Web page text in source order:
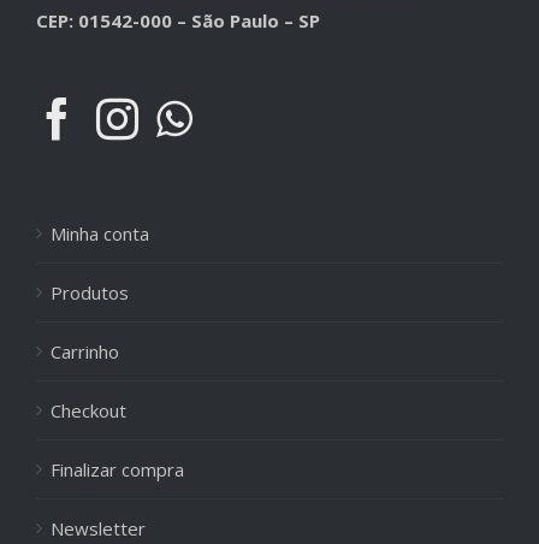
CEP: 01542-000 – São Paulo – SP
Minha conta
Produtos
Carrinho
Checkout
Finalizar compra
Newsletter